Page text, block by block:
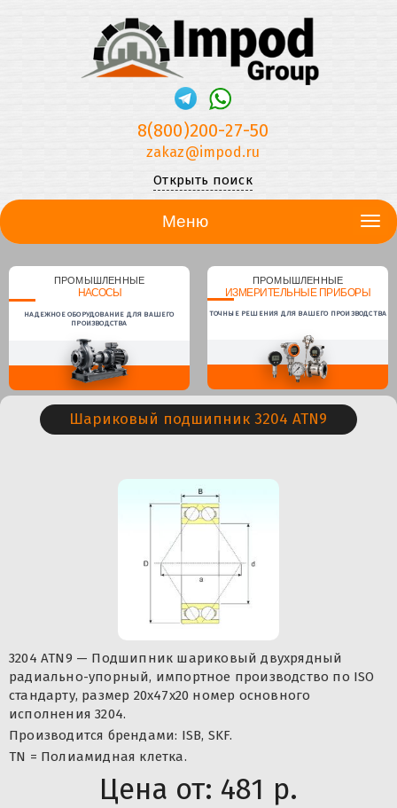
8(800)200-27-50
zakaz@impod.ru
Открыть поиск
Меню
ПРОМЫШЛЕННЫЕ
НАСОСЫ
НАДЕЖНОЕ ОБОРУДОВАНИЕ ДЛЯ ВАШЕГО
ПРОИЗВОДСТВА
ПРОМЫШЛЕННЫЕ
ИЗМЕРИТЕЛЬНЫЕ ПРИБОРЫ
ТОЧНЫЕ РЕШЕНИЯ ДЛЯ ВАШЕГО ПРОИЗВОДСТВА
Шариковый подшипник 3204 ATN9
3204 ATN9 — Подшипник шариковый двухрядный
радиально-упорный, импортное производство по ISO
стандарту, размер 20x47x20 номер основного
исполнения 3204.
Производится брендами: ISB, SKF.
TN = Полиамидная клетка.
Цена от: 481 р.